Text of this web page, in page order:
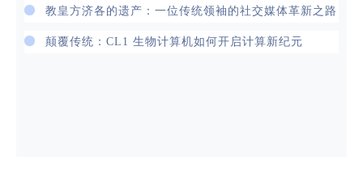
教皇方济各的遗产：一位传统领袖的社交媒体革新之路
颠覆传统：CL1 生物计算机如何开启计算新纪元